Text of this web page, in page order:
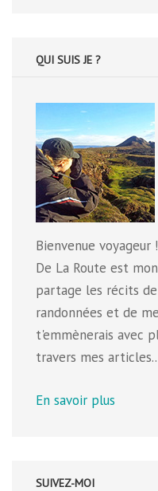
QUI SUIS JE ?
Bienvenue voyageur
De La Route est
partage les récits
randonnées et de
t'emmènerais avec
travers mes
En savoir plus
SUIVEZ-MOI